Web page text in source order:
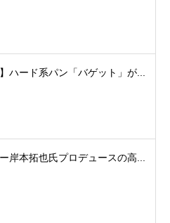
ハード系パン「バゲット」が...
岸本拓也氏プロデュースの高...